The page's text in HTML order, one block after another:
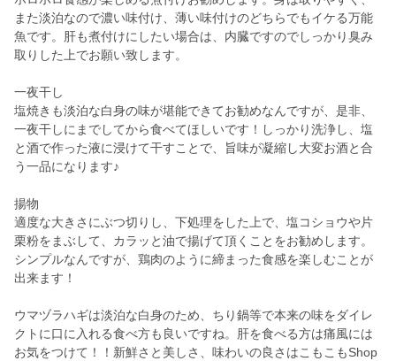
また淡泊なので濃い味付け、薄い味付けのどちらでもイケる万能
魚です。肝も煮付けにしたい場合は、内臓ですのでしっかり臭み
取りした上でお願い致します。
一夜干し
塩焼きも淡泊な白身の味が堪能できてお勧めなんですが、是非、
一夜干しにまでしてから食べてほしいです！しっかり洗浄し、塩
と酒で作った液に浸けて干すことで、旨味が凝縮し大変お酒と合
う一品になります♪
揚物
適度な大きさにぶつ切りし、下処理をした上で、塩コショウや片
栗粉をまぶして、カラッと油で揚げて頂くことをお勧めします。
シンプルなんですが、鶏肉のように締まった食感を楽しむことが
出来ます！
ウマヅラハギは淡泊な白身のため、ちり鍋等で本来の味をダイレ
クトに口に入れる食べ方も良いですね。肝を食べる方は痛風には
お気をつけて！！新鮮さと美しさ、味わいの良さはこもこもShop